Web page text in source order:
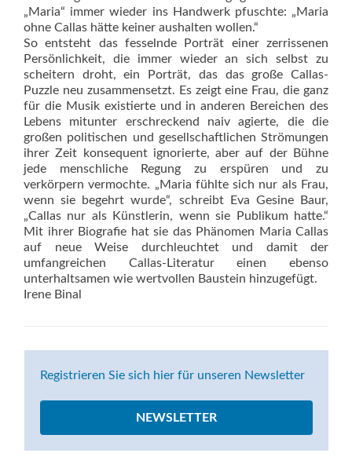
„Maria“ immer wieder ins Handwerk pfuschte: „Maria
ohne Callas hätte keiner aushalten wollen.“
So entsteht das fesselnde Porträt einer zerrissenen
Persönlichkeit, die immer wieder an sich selbst zu
scheitern droht, ein Porträt, das das große Callas-
Puzzle neu zusammensetzt. Es zeigt eine Frau, die ganz
für die Musik existierte und in anderen Bereichen des
Lebens mitunter erschreckend naiv agierte, die die
großen politischen und gesellschaftlichen Strömungen
ihrer Zeit konsequent ignorierte, aber auf der Bühne
jede menschliche Regung zu erspüren und zu
verkörpern vermochte. „Maria fühlte sich nur als Frau,
wenn sie begehrt wurde“, schreibt Eva Gesine Baur,
„Callas nur als Künstlerin, wenn sie Publikum hatte.“
Mit ihrer Biografie hat sie das Phänomen Maria Callas
auf neue Weise durchleuchtet und damit der
umfangreichen Callas-Literatur einen ebenso
unterhaltsamen wie wertvollen Baustein hinzugefügt.
Irene Binal
Registrieren Sie sich hier für unseren Newsletter
NEWSLETTER